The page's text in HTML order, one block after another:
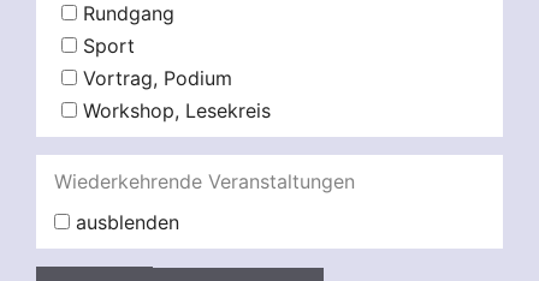
Rundgang
Sport
Vortrag, Podium
Workshop, Lesekreis
Wiederkehrende Veranstaltungen
ausblenden